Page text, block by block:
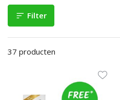
Filter
37 producten